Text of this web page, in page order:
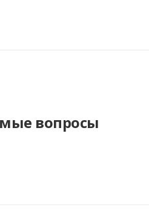
вопросы